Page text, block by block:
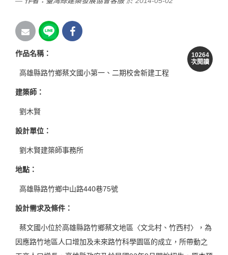
10264
次閱讀
作品名稱：
高雄縣路竹鄉蔡文國小第一、二期校舍新建工程
建築師：
劉木賢
設計單位：
劉木賢建築師事務所
地點：
高雄縣路竹鄉中山路440巷75號
設計需求及條件：
蔡文國小位於高雄縣路竹鄉蔡文地區〈文北村、竹西村〉，為
因應路竹地區人口增加及未來路竹科學園區的成立，所帶動之